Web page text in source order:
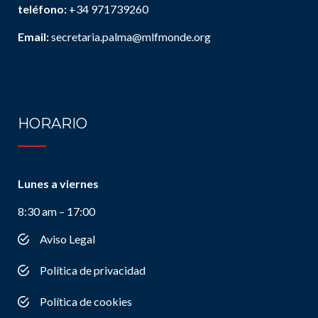
teléfono: +34 971739260
Email:secretaria.palma@mlfmonde.org
HORARIO
Lunes a viernes
8:30 am – 17:00
Aviso Legal
Política de privacidad
Política de cookies